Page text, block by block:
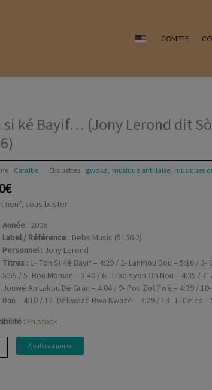
COMPTE
si ké Bayif… (Jony Lerond dit
: Caraïbe Étiquettes : gwoka, musique antillaise, musiques
€
neuf, sous blister.
Année : 2006
Label / Référence : Debs Music (5156.2)
Personnel : Jony Lerond
Titres : 1- Ton Si Ké Bayif – 4:29 / 2- Lanmou Dou – 5:16 / 3-
5:55 / 5- Bon Moman – 3:40 / 6- Tradisyon On Nou – 4:35 /
Jouwé An Lakou Dé Gran – 4:04 / 9- Pou Zot Fwé – 4:39 /
Dan – 4:10 / 12- Dékwazé Bwa Kwazé – 3:29 / 13- Ti Celes –
: En stock
Ajouter au panier
dit